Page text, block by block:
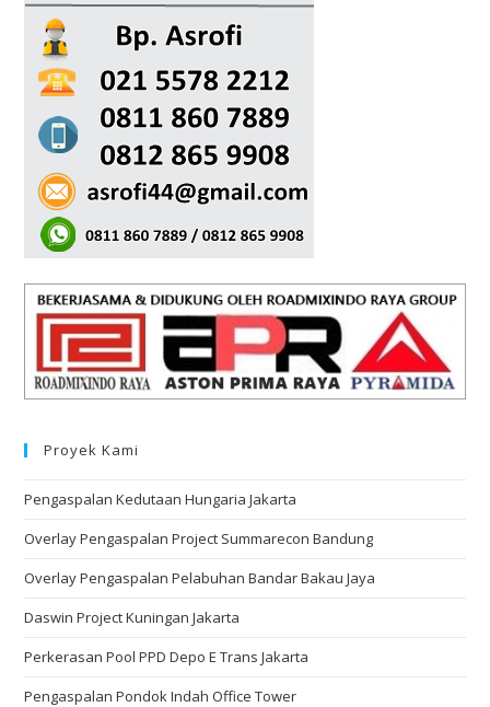
Proyek Kami
Pengaspalan Kedutaan Hungaria Jakarta
Overlay Pengaspalan Project Summarecon Bandung
Overlay Pengaspalan Pelabuhan Bandar Bakau Jaya
Daswin Project Kuningan Jakarta
Perkerasan Pool PPD Depo E Trans Jakarta
Pengaspalan Pondok Indah Office Tower